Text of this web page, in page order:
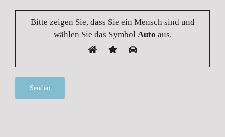
Bitte zeigen Sie, dass Sie ein Mensch sind und
wählen Sie das Symbol Auto aus.